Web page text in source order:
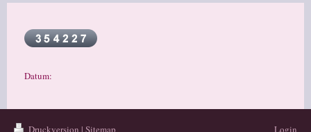
Datum:
Druckversion | Sitemap Login